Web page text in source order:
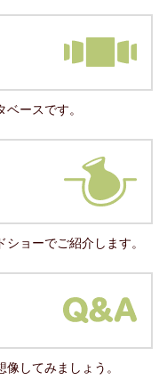
ースです。
ョーでご紹介します。
してみましょう。